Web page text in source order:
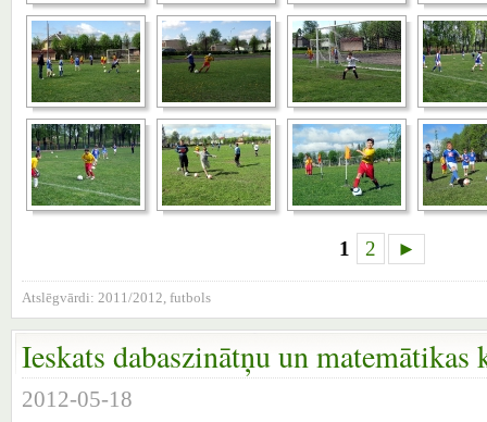
1 2 ►
Atslēgvārdi: 2011/2012 futbols
Ieskats dabaszinātņu un matemātikas
2012-05-18